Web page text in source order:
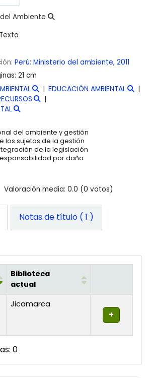
Ambiente
Texto
Perú: Ministerio del ambiente, 2011
21 cm
EDUCACIÓN AMBIENTAL
del ambiente y gestión
los sujetos de la gestión
de la legislación
por daño
Valoración media: 0.0 (0 votos)
Notas de título ( 1 )
Biblioteca
actual
Jicamarca
0